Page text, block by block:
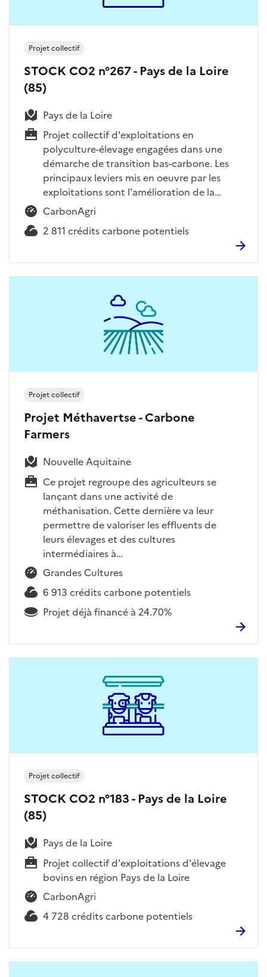
STOCK CO2 n°267 - Pays de la Loire
(85)
Pays de la Loire
Projet collectif d'exploitations en
polyculture-élevage engagées dans une
démarche de transition bas-carbone. Les
principaux leviers mis en oeuvre par les
exploitations sont l'amélioration de la…
CarbonAgri
2 811 crédits carbone potentiels
Projet collectif
Projet Méthavertse - Carbone
Farmers
Nouvelle Aquitaine
Ce projet regroupe des agriculteurs se
lançant dans une activité de
méthanisation. Cette dernière va leur
permettre de valoriser les effluents de
leurs élevages et des cultures
intermédiaires à…
Grandes Cultures
6 913 crédits carbone potentiels
Projet déjà financé à 24.70%
Projet collectif
STOCK CO2 n°183 - Pays de la Loire
(85)
Pays de la Loire
Projet collectif d'exploitations d'élevage
bovins en région Pays de la Loire
CarbonAgri
4 728 crédits carbone potentiels
Projet collectif